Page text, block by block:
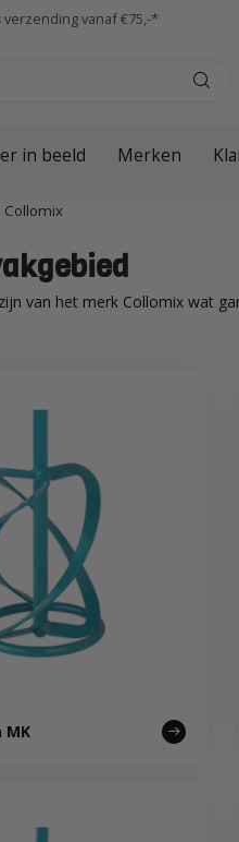
verzending vanaf €75,-*
in beeld Merken
Collomix
van het merk Collomix wat
MK